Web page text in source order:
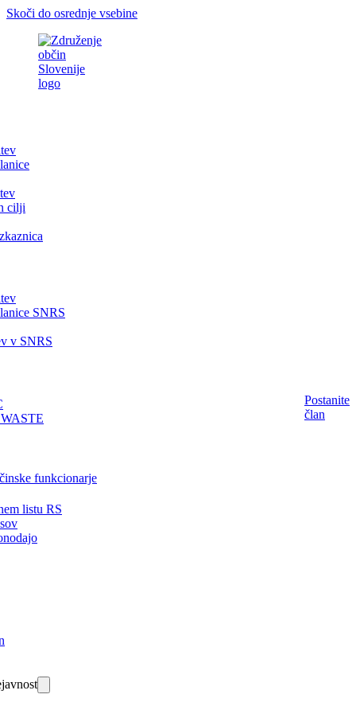
Skoči do osrednje vsebine
cilji
SNRS
v SNRS
funkcionarje
listu RS
Postanite
član